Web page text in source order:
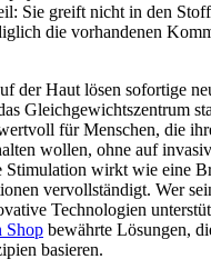
Sie greift nicht in den
die vorhandenen
der Haut lösen sofortige
Gleichgewichtszentrum
für Menschen, die
wollen, ohne auf
Stimulation wirkt wie eine
vervollständigt. Wer
Technologien
Shop bewährte Lösungen,
basieren.